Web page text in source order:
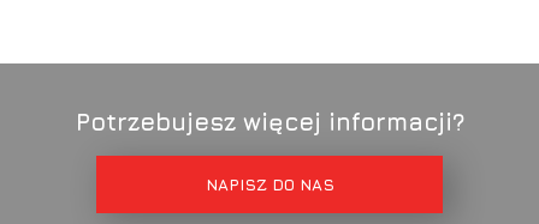
Potrzebujesz więcej informacji?
NAPISZ DO NAS